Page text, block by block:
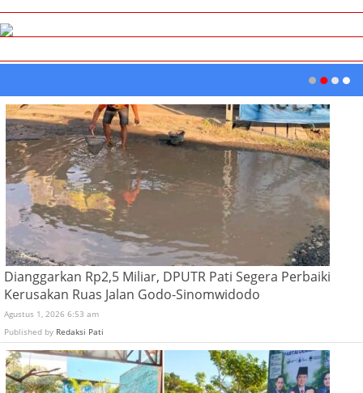
Dianggarkan Rp2,5 Miliar, DPUTR Pati Segera Perbaiki
Kerusakan Ruas Jalan Godo-Sinomwidodo
Agustus 1, 2026 6:53 am
Published by Redaksi Pati